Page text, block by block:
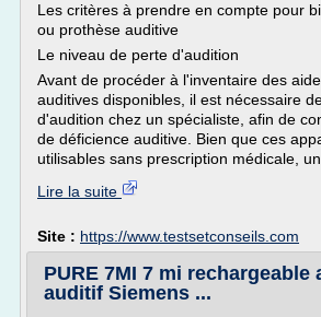
Les critères à prendre en compte pour
ou prothèse auditive
Le niveau de perte d'audition
Avant de procéder à l'inventaire des
auditives disponibles, il est nécessaire
d'audition chez un spécialiste, afin de
de déficience auditive. Bien que ces
utilisables sans prescription médicale, un
Lire la suite
Site : https://www.testsetconseils.com
PURE 7MI 7 mi rechargeable
auditif Siemens ...